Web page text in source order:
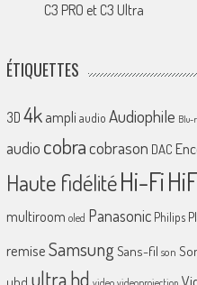
C3 PRO et C3 Ultra
ÉTIQUETTES
3D 4k ampliaudio Audiophile Blu-
audio cobracobrason DAC
Haute fidélitéHi-Fi
multiroom oled Panasonic Philips
remiseSamsungSans-fil son
ultra hd